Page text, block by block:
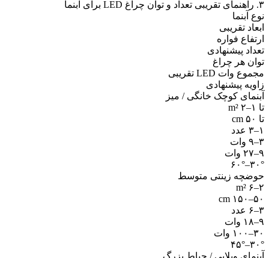
نوع آبنما
ابعاد تقریبی
ارتفاع فواره
تعداد پیشنهادی
توان هر چراغ
مجموع وات LED تقریبی
زاویه پیشنهادی
آبنمای کوچک خانگی / میز
تا ۱–۲ m²
تا ۵۰ cm
۳۰°–۶۰°
حوضچه زینتی متوسط
۵۰–۱۵۰ cm
۳۰–۱۰۰ وات
۳۰°–۴۵°